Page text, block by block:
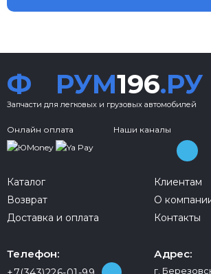
Ф РУМ196.РУ
Запчасти для легковых и грузовых автомобилей
Онлайн оплата Наши каналы
Каталог
Возврат
Доставка и оплата
Клиентам
О
Контакты
Телефон: Адрес:
г.